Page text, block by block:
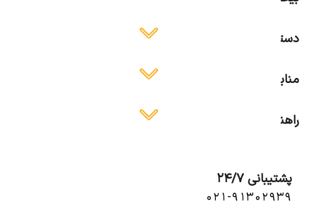
دسترسی آسان
منابع آموزشی
راهنمای استفاده
پشتیبانی 24/7
۰۲۱-۹۱۳۰۲۹۳۹